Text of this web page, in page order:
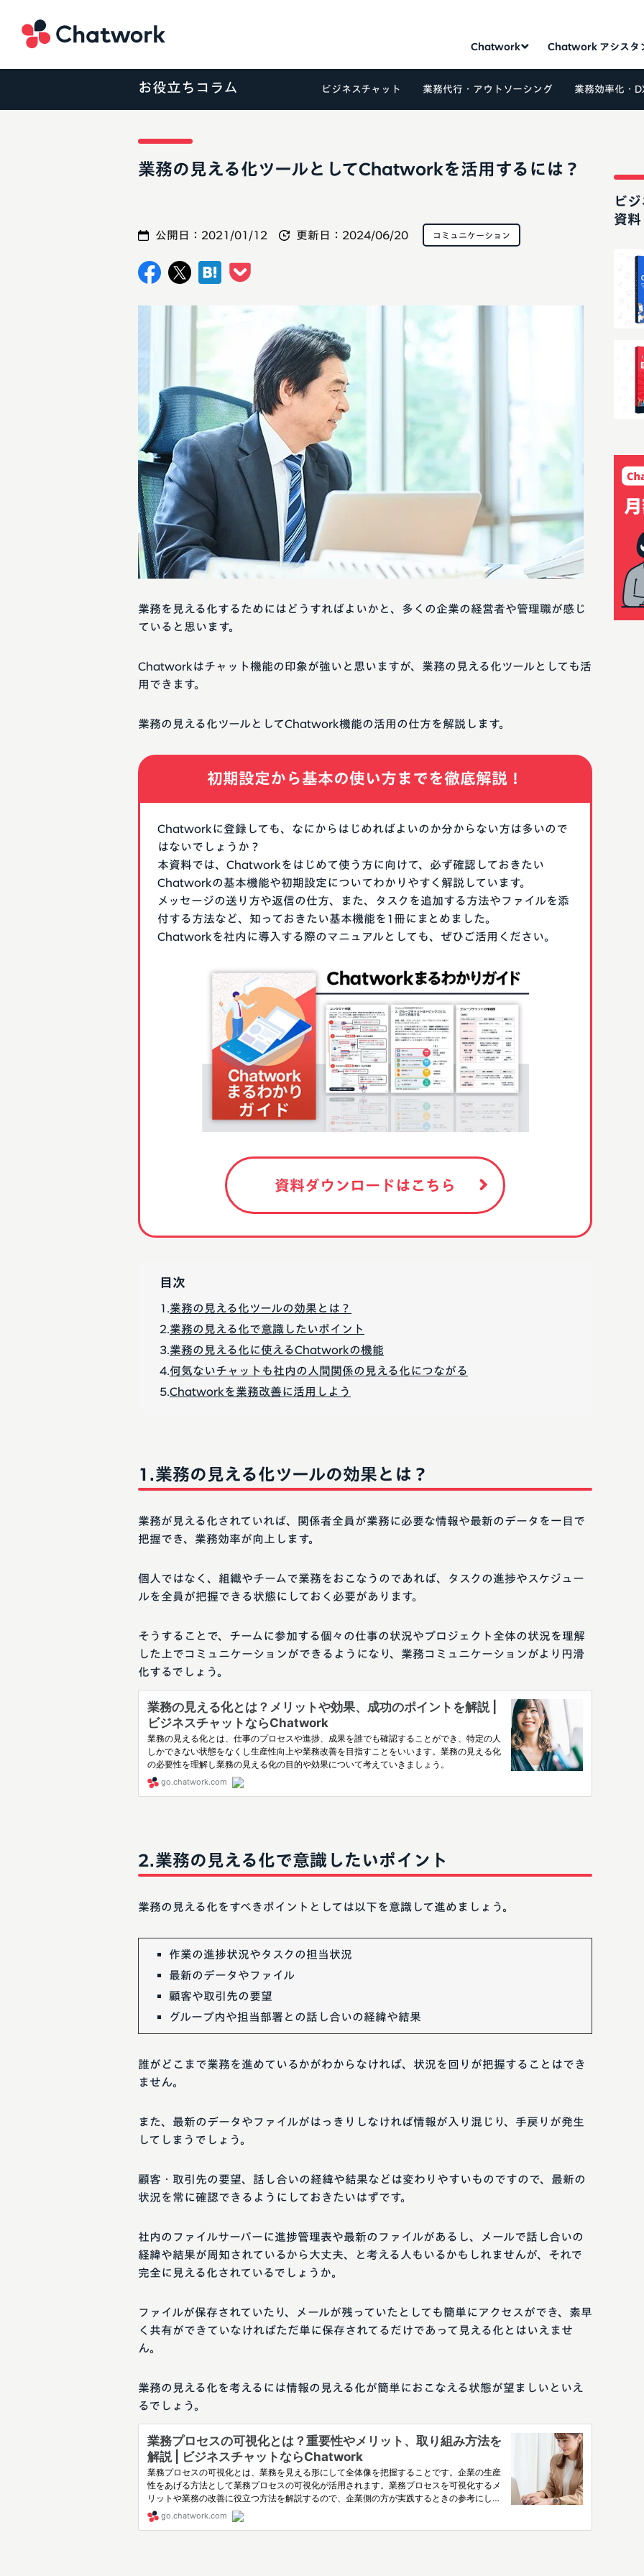
Chatwork Chatwork アシスタ
お役立ちコラム ビジネスチャット 業務代行・アウトソーシング 業務効率化・
業務の見える化ツールとしてChatworkを活用するには？
公開日： 2021/01/12 更新日： 2024/06/20 コミュニケーション
業務の見える化ツールとしてChatwork機能の活用の仕方を解説します。
Chatworkはチャット機能の印象が強いと思いますが、業務の見える化ツールとしても活
用できます。
業務を見える化するためにはどうすればよいかと、多くの企業の経営者や管理職が感じ
ていると思います。
初期設定から基本の使い方までを徹底解説！
Chatworkに登録しても、なにからはじめればよいのか分からない方は多いので
はないでしょうか？
本資料では、Chatworkをはじめて使う方に向けて、必ず確認しておきたい
Chatworkの基本機能や初期設定についてわかりやすく解説しています。
メッセージの送り方や返信の仕方、また、タスクを追加する方法やファイルを添
付する方法など、知っておきたい基本機能を1冊にまとめました。
Chatworkを社内に導入する際のマニュアルとしても、ぜひご活用ください。
資料ダウンロードはこちら
目次
業務の見える化ツールの効果とは？
業務の見える化で意識したいポイント
業務の見える化に使えるChatworkの機能
何気ないチャットも社内の人間関係の見える化につながる
Chatworkを業務改善に活用しよう
業務の見える化ツールの効果とは？
業務が見える化されていれば、関係者全員が業務に必要な情報や最新のデータを一目で
把握でき、業務効率が向上します。
個人ではなく、組織やチームで業務をおこなうのであれば、タスクの進捗やスケジュー
ルを全員が把握できる状態にしておく必要があります。
そうすることで、チームに参加する個々の仕事の状況やプロジェクト全体の状況を理解
した上でコミュニケーションができるようになり、業務コミュニケーションがより円滑
化するでしょう。
業務の見える化で意識したいポイント
業務の見える化をすべきポイントとしては以下を意識して進めましょう。
作業の進捗状況やタスクの担当状況
最新のデータやファイル
顧客や取引先の要望
グループ内や担当部署との話し合いの経緯や結果
誰がどこまで業務を進めているかがわからなければ、状況を回りが把握することはでき
ません。
また、最新のデータやファイルがはっきりしなければ情報が入り混じり、手戻りが発生
してしまうでしょう。
顧客・取引先の要望、話し合いの経緯や結果などは変わりやすいものですので、最新の
状況を常に確認できるようにしておきたいはずです。
社内のファイルサーバーに進捗管理表や最新のファイルがあるし、メールで話し合いの
経緯や結果が周知されているから大丈夫、と考える人もいるかもしれませんが、それで
完全に見える化されているでしょうか。
ファイルが保存されていたり、メールが残っていたとしても簡単にアクセスができ、素早
く共有ができていなければただ単に保存されてるだけであって見える化とはいえませ
ん。
業務の見える化を考えるには情報の見える化が簡単におこなえる状態が望ましいといえ
るでしょう。
ビ
資料